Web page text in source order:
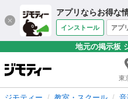
アプリならお得な
インストール アプ
地元の掲示板
東